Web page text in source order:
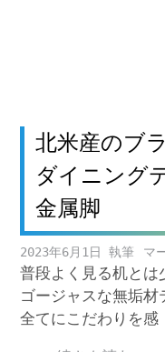
北米産のブ
ダイニング
金属脚
2023年6月1日 マ
普段よく見る机とは
ゴージャスな無垢
全てにこだわりを感